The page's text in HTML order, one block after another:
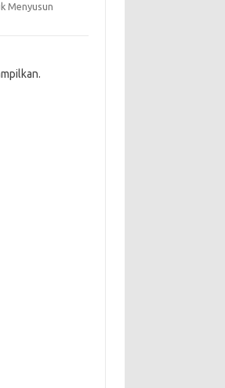
Menyusun